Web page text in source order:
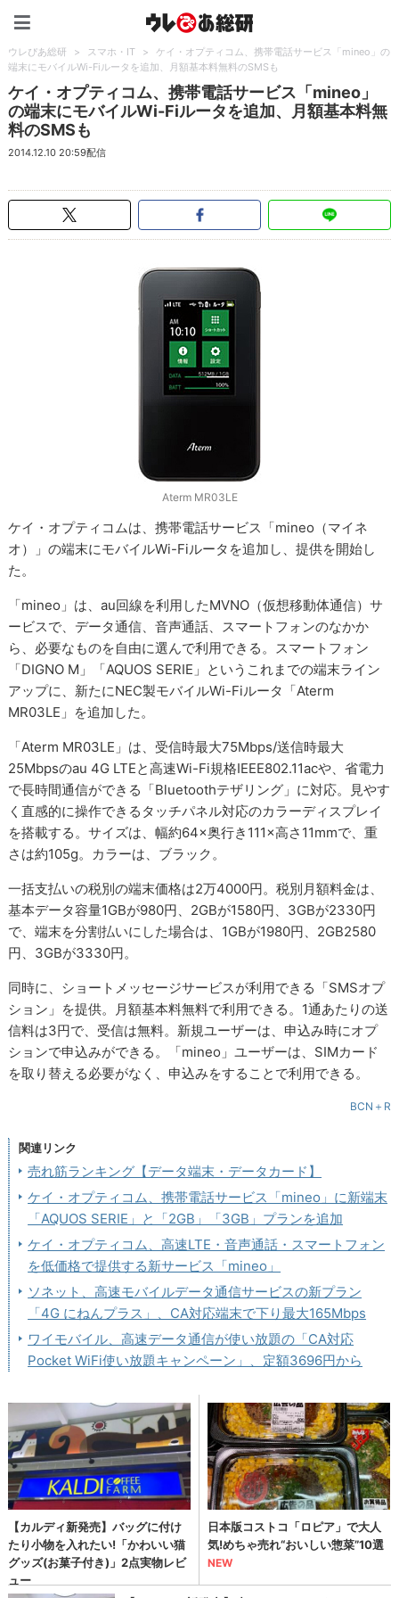
ウレぴあ総研 > スマホ・IT >
ケイ・オプティコム、携帯電話サービス「mineo」の
端末にモバイルWi-Fiルータを追加、月額基本料無料のSMSも
ケイ・オプティコム、携帯電話サービス「mineo」
の端末にモバイルWi-Fiルータを追加、月額基本料無
料のSMSも
2014.12.10 20:59配信
Aterm MR03LE
ケイ・オプティコムは、携帯電話サービス「mineo（マイネ
オ）」の端末にモバイルWi-Fiルータを追加し、提供を開始し
た。
「mineo」は、au回線を利用したMVNO（仮想移動体通信）サ
ービスで、データ通信、音声通話、スマートフォンのなかか
ら、必要なものを自由に選んで利用できる。スマートフォン
「DIGNO M」「AQUOS SERIE」というこれまでの端末ライン
アップに、新たにNEC製モバイルWi-Fiルータ「Aterm
MR03LE」を追加した。
「Aterm MR03LE」は、受信時最大75Mbps/送信時最大
25Mbpsのau 4G LTEと高速Wi-Fi規格IEEE802.11acや、省電力
で長時間通信ができる「Bluetoothテザリング」に対応。見やす
く直感的に操作できるタッチパネル対応のカラーディスプレイ
を搭載する。サイズは、幅約64×奥行き111×高さ11mmで、重
さは約105g。カラーは、ブラック。
一括支払いの税別の端末価格は2万4000円。税別月額料金は、
基本データ容量1GBが980円、2GBが1580円、3GBが2330円
で、端末を分割払いにした場合は、1GBが1980円、2GB2580
円、3GBが3330円。
同時に、ショートメッセージサービスが利用できる「SMSオプ
ション」を提供。月額基本料無料で利用できる。1通あたりの送
信料は3円で、受信は無料。新規ユーザーは、申込み時にオプ
ションで申込みができる。「mineo」ユーザーは、SIMカード
を取り替える必要がなく、申込みをすることで利用できる。
BCN＋R
関連リンク
売れ筋ランキング【データ端末・データカード】
ケイ・オプティコム、携帯電話サービス「mineo」に新端末
「AQUOS SERIE」と「2GB」「3GB」プランを追加
ケイ・オプティコム、高速LTE・音声通話・スマートフォン
を低価格で提供する新サービス「mineo」
ソネット、高速モバイルデータ通信サービスの新プラン
「4G にねんプラス」、CA対応端末で下り最大165Mbps
ワイモバイル、高速データ通信が使い放題の「CA対応
Pocket WiFi使い放題キャンペーン」、定額3696円から